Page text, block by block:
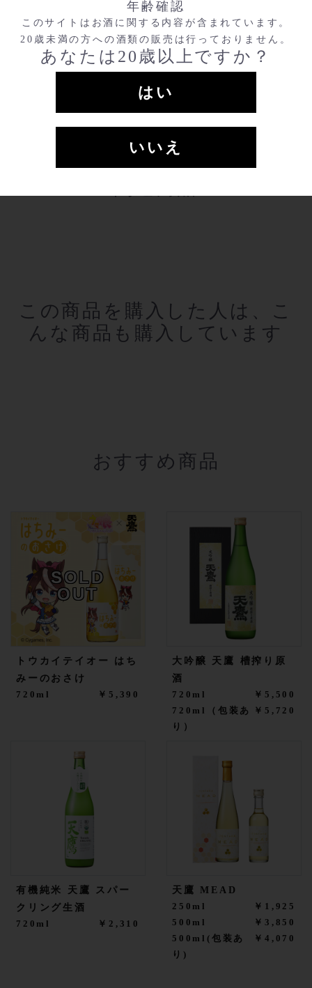
年齢確認
このサイトはお酒に関する内容が含まれています。
20歳未満の方への酒類の販売は行っておりません。
あなたは20歳以上ですか？
はい
いいえ
使用米 栃木県産夢ささら100％使用
原材料
米（国産）、米こうじ（国産
米）、醸造アルコール
この商品を購入した人は、こ
んな商品も購入しています
おすすめ商品
SOLD
OUT
トウカイテイオー はち
みーのおさけ
720ml ￥5,390
大吟醸 天鷹 槽搾り原
酒
720ml
￥5,500
720ml（包装あ
り）
￥5,720
有機純米 天鷹 スパー
クリング生酒
720ml ￥2,310
天鷹 MEAD
250ml
￥1,925
500ml
￥3,850
500ml(包装あ
り)
￥4,070